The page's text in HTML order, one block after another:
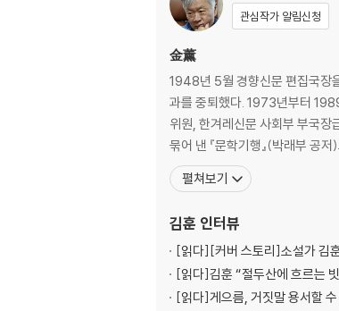
밴댕이젓
소문
말먼지
망월봉
돼지기름
격서
쇠고기
설날
냉이
물비늘
이 잡기
관심작가 알림신청
金薰
1948년 5월 경향신문 편집국장
과를 중퇴했다. 1973년부터
위원, 한겨레신문 사회부 부국장급으로 재직하였으며
묶어 낸 『문학기행』(박래부 공
펼쳐보기
김훈 인터뷰
[읽다][커버 스토리]소설가 김
[읽다]김훈 “절두산에 흐르는
[읽다]게으름, 거짓말 용서할 수